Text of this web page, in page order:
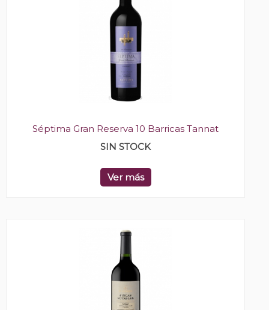
Séptima Gran Reserva 10 Barricas Tannat
SIN STOCK
Ver más